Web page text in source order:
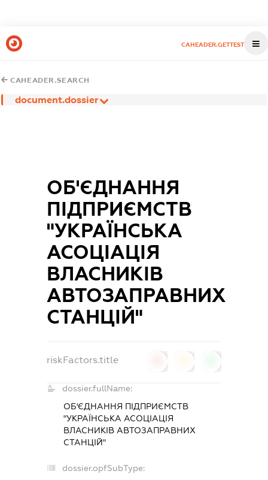
CAHEADER.GETTEST
CAHEADER.SEARCH
document.dossier
ОБ'ЄДНАННЯ
ПІДПРИЄМСТВ
"УКРАЇНСЬКА
АСОЦІАЦІЯ
ВЛАСНИКІВ
АВТОЗАПРАВНИХ
СТАНЦІЙ"
riskFactors.title
dossier.fullName:
ОБ'ЄДНАННЯ ПІДПРИЄМСТВ
"УКРАЇНСЬКА АСОЦІАЦІЯ
ВЛАСНИКІВ АВТОЗАПРАВНИХ
СТАНЦІЙ"
dossier.opfSubType: